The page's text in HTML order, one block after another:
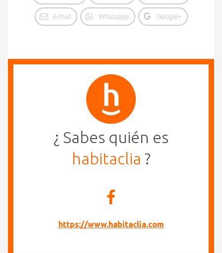
E-mail Whatsapp Google+
¿ Sabes quién es
habitaclia ?
https://www.habitaclia.com